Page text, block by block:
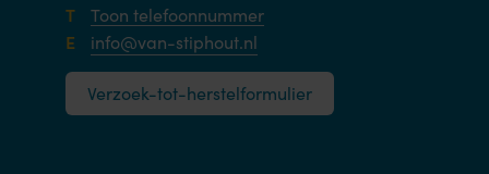
T Toon telefoonnummer
E info@van-stiphout.nl
Verzoek-tot-herstelformulier